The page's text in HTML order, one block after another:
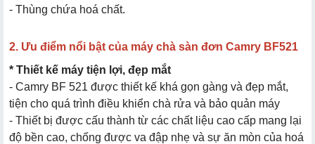
- Thùng chứa hoá chất.
2. Ưu điểm nổi bật của máy chà sàn đơn Camry BF521
* Thiết kế máy tiện lợi, đẹp mắt
- Camry BF 521 được thiết kế khá gọn gàng và đẹp mắt,
tiện cho quá trình điều khiển chà rửa và bảo quản máy
- Thiết bị được cấu thành từ các chất liệu cao cấp mang lại
độ bền cao, chống được va đập nhẹ và sự ăn mòn của hoá